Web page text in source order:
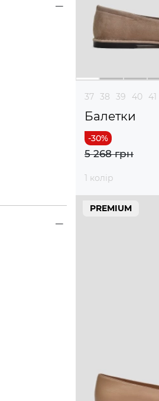
37 38 39 40 41
Балетки
5 268 грн
1 колір
PREMIUM